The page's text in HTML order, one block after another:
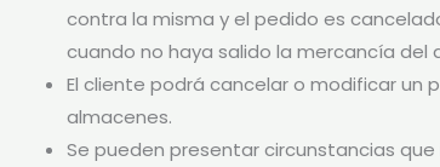
contra la misma y el pedido es
cuando no haya salido la mercancía del
El cliente podrá cancelar o modificar un
almacenes.
Se pueden presentar circunstancias que